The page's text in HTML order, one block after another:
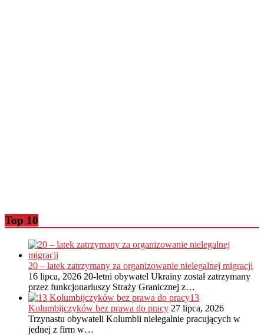
Top 10
20 – latek zatrzymany za organizowanie nielegalnej migracji
16 lipca, 2026 20-letni obywatel Ukrainy został zatrzymany
przez funkcjonariuszy Straży Granicznej z…
13
Kolumbijczyków bez prawa do pracy 27 lipca, 2026
Trzynastu obywateli Kolumbii nielegalnie pracujących w
jednej z firm w…